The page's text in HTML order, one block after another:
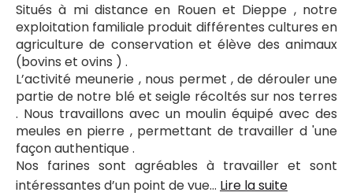
Situés à mi distance en Rouen et Dieppe , notre
exploitation familiale produit différentes cultures en
agriculture de conservation et élève des animaux
(bovins et ovins ) .
L’activité meunerie , nous permet , de dérouler une
partie de notre blé et seigle récoltés sur nos terres
. Nous travaillons avec un moulin équipé avec des
meules en pierre , permettant de travailler d 'une
façon authentique .
Nos farines sont agréables à travailler et sont
intéressantes d’un point de vue... Lire la suite